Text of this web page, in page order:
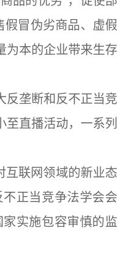
假冒伪劣商品、虚假
为本的企业带来生存
垄断和反不正当竞
直播活动，一系列
联网领域的新业态
正当竞争法学会会
实施包容审慎的监